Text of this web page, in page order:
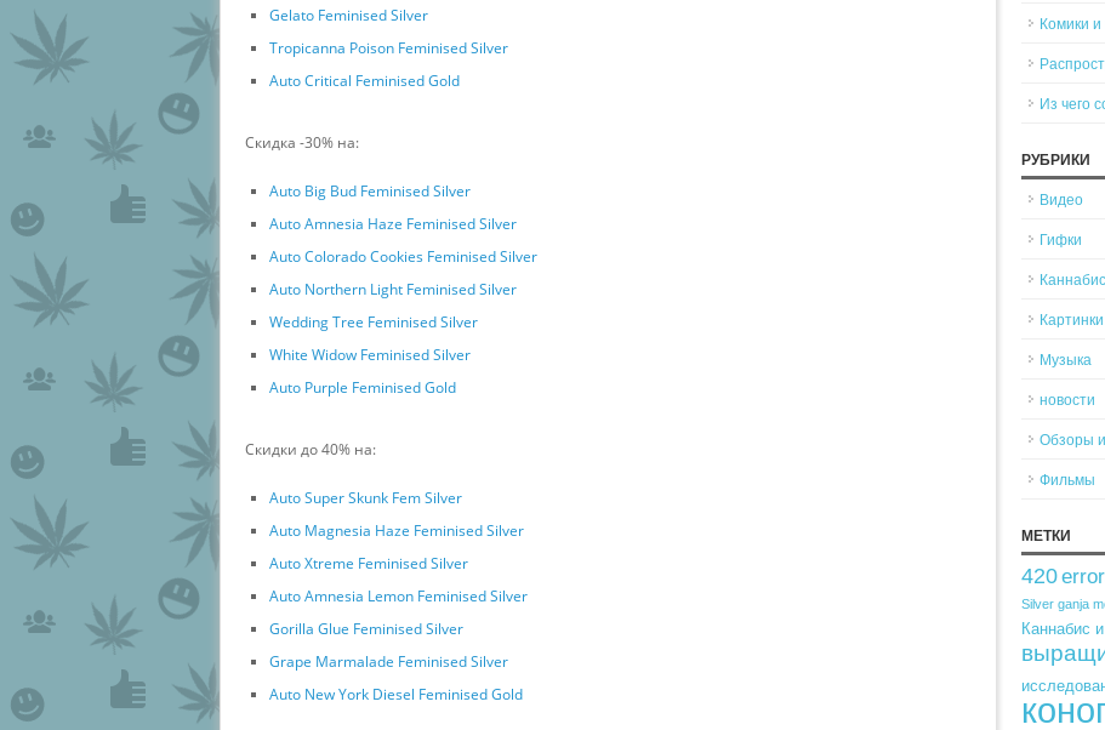
Gelato Feminised Silver
Tropicanna Poison Feminised Silver
Auto Critical Feminised Gold
Скидка -30% на:
Auto Big Bud Feminised Silver
Auto Amnesia Haze Feminised Silver
Auto Colorado Cookies Feminised Silver
Auto Northern Light Feminised Silver
Wedding Tree Feminised Silver
White Widow Feminised Silver
Auto Purple Feminised Gold
Скидки до 40% на:
Auto Super Skunk Fem Silver
Auto Magnesia Haze Feminised Silver
Auto Xtreme Feminised Silver
Auto Amnesia Lemon Feminised Silver
Gorilla Glue Feminised Silver
Grape Marmalade Feminised Silver
Auto New York Diesel Feminised Gold
Комики
Из чего
РУБРИКИ
Видео
Гифки
Каннабис
Картинки
Музыка
новости
Обзоры
Фильмы
МЕТКИ
420
Silver ganja
Каннабис